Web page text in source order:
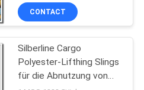
CONTACT
Silberline Cargo
Polyester-Lifthing Slings
für die Abnutzung von